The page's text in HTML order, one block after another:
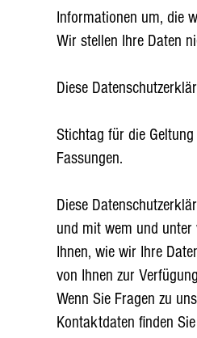
Informationen um, die
Wir stellen Ihre Daten
Diese
Stichtag für die
Fassungen.
Diese
und mit wem und unter
Ihnen, wie wir Ihre
von Ihnen zur
Wenn Sie Fragen zu
Kontaktdaten finden